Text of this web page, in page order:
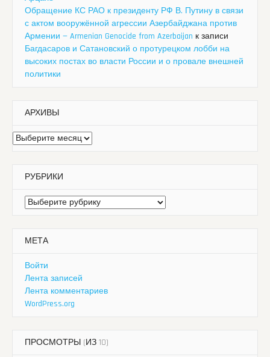
Обращение КС РАО к президенту РФ В. Путину в связи
с актом вооружённой агрессии Азербайджана против
Армении — Armenian Genocide from Azerbaijan к записи
Багдасаров и Сатановский о протурецком лобби на
высоких постах во власти России и о провале внешней
политики
АРХИВЫ
Архивы
РУБРИКИ
Рубрики
МЕТА
Войти
Лента записей
Лента комментариев
WordPress.org
ПРОСМОТРЫ (ИЗ 10)